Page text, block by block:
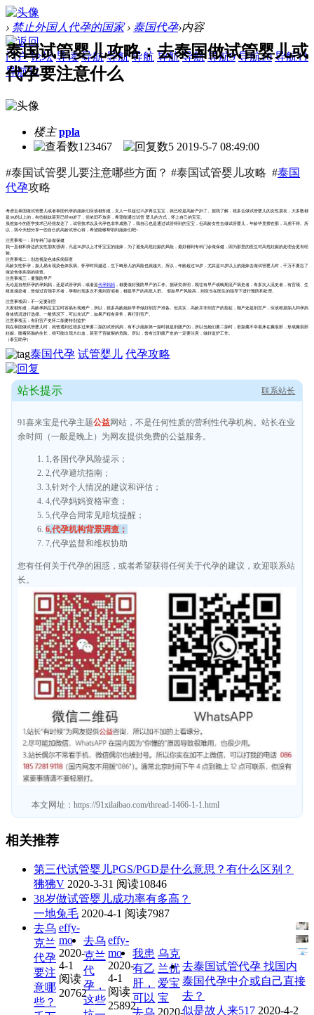
› 禁止外国人代孕的国家 › 泰国代孕›内容
门户 论坛 导读 导航 导航 导航 导航 导航 导航9 导航10 导航11
导航12
泰国试管婴儿攻略：去泰国做试管婴儿或
代孕要注意什么
楼主 ppla
123467
5 2019-5-7 08:49:00
#泰国试管婴儿要注意哪些方面？ #泰国试管婴儿攻略 #泰国
代孕攻略
考虑去泰国做试管婴儿或者泰国代孕的姐妹们应该都知道，女人一旦超过35岁再生宝宝，就已经是高龄产妇了。据我了解，很多去做试管婴儿的女性朋友，大多数都
是30岁以上的，有些姐妹甚至已经40岁了，但依旧不放弃，希望能通过试管 婴儿的方式，怀上自己的宝宝。
虽然如今的医学技术已经很发达了，试管技术以及代孕也非常成熟了，我自己也是通过试管得到的宝宝，但高龄女性去做试管婴儿，年龄毕竟摆在那，马虎不得。所
以，我今天想分享一些自己的高龄试管心得，希望能够帮助到姐妹们吧~
注意事项一：到专科门诊做保健
我一直都和身边的女性朋友强调，凡是30岁以上才怀宝宝的姐妹，为了避免高危妊娠的风险，最好都到专科门诊做保健，因为那里的医生对高危妊娠的处理会更有经
验。
注意事项二：别忽视染色体疾病筛查
高龄女性怀孕，胎儿易出现染色体疾病。怀孕时间越迟，生下畸形儿的风险也就越大。所以，年龄超过30岁，尤其是35岁以上的姐妹去做试管婴儿时，千万不要忘了
做染色体疾病的筛查。
注意事项三：要预防早产
无论是自然怀孕的孕妈妈，还是试管孕妈，或者是代孕妈妈 ，都要做好预防早产的工作。据研究表明，既往有早产或晚期流产病史者，有多次人流史者，有宫颈、生
殖道感染者，曾做过宫颈手术者，孕期出现多次不规则宫缩者，都是早产的高危人群。 假如早产风险高，则应当在医生的指导下进行预防和处理。
注意事项四：不一定要剖宫
大家都知道，高龄孕妈生宝宝时容易出现难产，所以，很多高龄姐妹早早做好剖宫产准备。但其实，高龄并非剖宫产的指征，顺产还是剖宫产，应该根据胎儿和孕妈
身体情况进行选择。一般情况下，可以先试产，如果产程有异常，再行剖宫产。
注意事项五：有剖宫产史怀二胎要特别监护
我在泰国做试管婴儿时，就曾遇到过很多过来要二胎的试管妈妈，有不少姐妹第一胎时就是剖腹产的，所以当她们要二胎时，若胎囊不幸着床在瘢痕部，形成瘢痕部
妊娠。随着胚胎的生长，很可能出现大出血，甚至子宫破裂的危险。所以，曾有过剖腹产史的一定要注意，做好监护工作。
（泰宝助孕）
泰国代孕 试管婴儿 代孕攻略
站长提示
91喜来宝是代孕主题公益网站，不是任何性质的营利性代孕机构。站长在业
余时间（一般是晚上）为网友提供免费的公益服务。
1,各国代孕风险提示；
2,代孕避坑指南；
3,针对个人情况的建议和评估；
4,代孕妈妈资格审查；
5,代孕合同常见暗坑提醒；
6,代孕机构背景调查；
7,代孕监督和维权协助
您有任何关于代孕的困惑，或者希望获得任何关于代孕的建议，欢迎联系站
长。
本文网址： https://91xilaibao.com/thread-1466-1-1.html
联系站长
相关推荐
第三代试管婴儿PGS/PGD是什么意思？有什么区别？
狒狒V 2020-3-31 阅读10846
38岁做试管婴儿成功率有多高？
一地兔毛 2020-4-1 阅读7987
去乌
克兰
代孕
要注
意哪
些？
effy-
mo
2020-
4-1
阅读
20762
去乌
克兰
代
孕，
这些
effy-
mo
2020-
4-1
阅读
25892
我患
有乙
肝，
可以
乌克
兰优
爱宝
宝
2020-
去泰国试管代孕 找国内
泰国代孕中介或自己直接
去？
似是故人来517 2020-4-2